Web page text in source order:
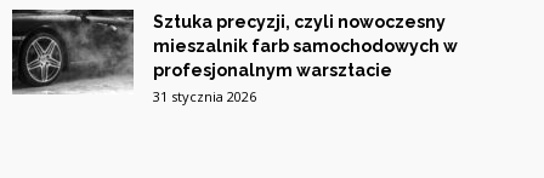
Sztuka precyzji, czyli nowoczesny
mieszalnik farb samochodowych w
profesjonalnym warsztacie
31 stycznia 2026